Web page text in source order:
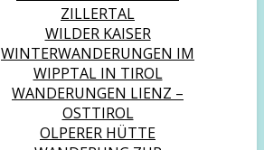
ZILLERTAL
WILDER KAISER
WINTERWANDERUNGEN IM
WIPPTAL IN TIROL
WANDERUNGEN LIENZ –
OSTTIROL
OLPERER HÜTTE